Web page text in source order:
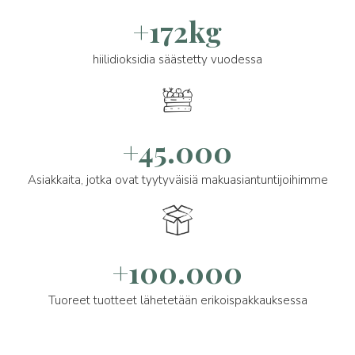
+172kg
hiilidioksidia säästetty vuodessa
+45.000
Asiakkaita, jotka ovat tyytyväisiä makuasiantuntijoihimme
+100.000
Tuoreet tuotteet lähetetään erikoispakkauksessa